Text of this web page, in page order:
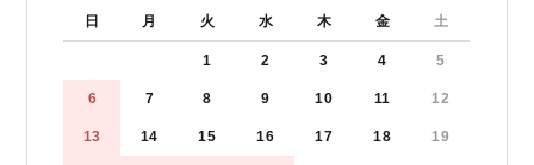
日 月 火 水 木 金 土
1 2 3 4 5
6 7 8 9 10 11 12
13 14 15 16 17 18 19